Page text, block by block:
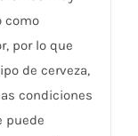
como
por lo que
de cerveza,
condiciones
puede